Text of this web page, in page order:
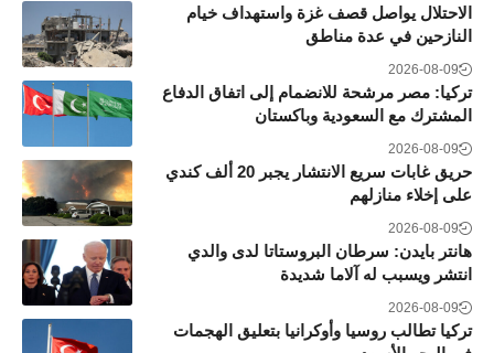
الاحتلال يواصل قصف غزة واستهداف خيام
النازحين في عدة مناطق
2026-08-09
تركيا: مصر مرشحة للانضمام إلى اتفاق الدفاع
المشترك مع السعودية وباكستان
2026-08-09
حريق غابات سريع الانتشار يجبر 20 ألف كندي
على إخلاء منازلهم
2026-08-09
هانتر بايدن: سرطان البروستاتا لدى والدي
انتشر ويسبب له آلاما شديدة
2026-08-09
تركيا تطالب روسيا وأوكرانيا بتعليق الهجمات